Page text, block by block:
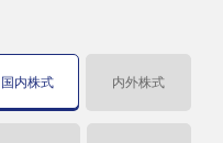
国内株式 内外株式